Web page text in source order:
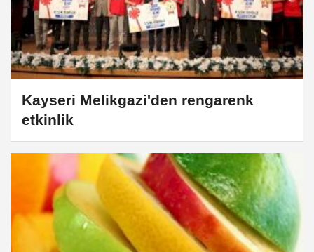
Kayseri Melikgazi'den rengarenk
etkinlik